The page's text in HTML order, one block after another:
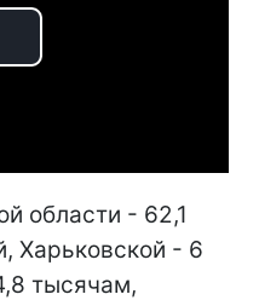
области - 62,1
Харьковской - 6
тысячам,